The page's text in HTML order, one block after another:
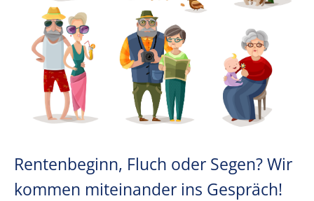
Rentenbeginn, Fluch oder Segen? Wir
kommen miteinander ins Gespräch!